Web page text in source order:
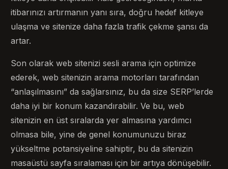
itibarınızı artırmanın yanı sıra, doğru hedef kitleye
ulaşma ve sitenize daha fazla trafik çekme şansı da
artar.
Son olarak web sitenizi sesli arama için optimize
ederek, web sitenizin arama motorları tarafından
“anlaşılmasını” da sağlarsınız, bu da size SERP’lerde
daha iyi bir konum kazandırabilir. Ve bu, web
sitenizin en üst sıralarda yer almasına yardımcı
olmasa bile, yine de genel konumunuzu biraz
yükseltme potansiyeline sahiptir, bu da sitenizin
masaüstü sayfa sıralaması için bir artıya dönüşebilir.